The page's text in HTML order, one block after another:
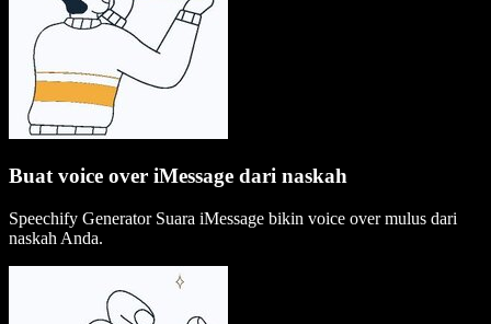
Buat voice over iMessage dari naskah
Speechify Generator Suara iMessage bikin voice over mulus dari
naskah Anda.